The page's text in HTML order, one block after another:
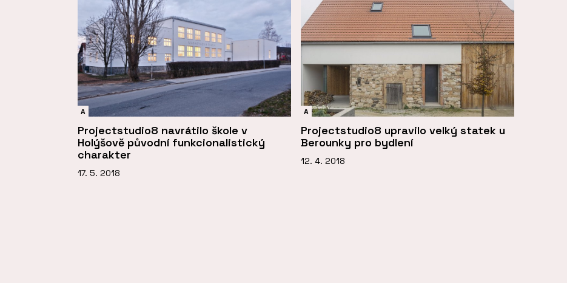
A
Projectstudio8 navrátilo škole v
Holýšově původní funkcionalistický
charakter
17. 5. 2018
A
Projectstudio8 upravilo velký statek u
Berounky pro bydlení
12. 4. 2018